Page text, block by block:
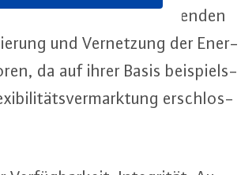
Im Zuge der zu­neh­men­den
und Ver­net­zung der En­er­
da auf ihrer Basis bei­spiels­
er­schlos­